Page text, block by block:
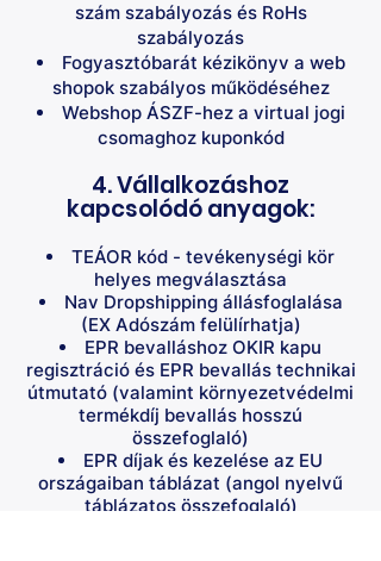
szám szabályozás és RoHs
szabályozás
Fogyasztóbarát kézikönyv a web
shopok szabályos működéséhez
Webshop ÁSZF-hez a virtual jogi
csomaghoz kuponkód
4. Vállalkozáshoz
kapcsolódó anyagok:
TEÁOR kód - tevékenységi kör
helyes megválasztása
Nav Dropshipping állásfoglalása
(EX Adószám felülírhatja)
EPR bevalláshoz OKIR kapu
regisztráció és EPR bevallás technikai
útmutató (valamint környezetvédelmi
termékdíj bevallás hosszú
összefoglaló)
EPR díjak és kezelése az EU
országaiban táblázat (angol nyelvű
táblázatos összefoglaló)